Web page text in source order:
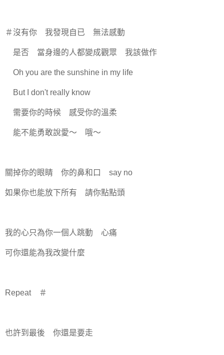
＃沒有你 我發現自已 無法感動
是否 當身邊的人都變成觀眾 我該做作
Oh you are the sunshine in my life
But I don't really know
需要你的時候 感受你的溫柔
能不能勇敢說愛～ 哦～
關掉你的眼睛 你的鼻和口 say no
如果你也能放下所有 請你點點頭
我的心只為你一個人跳動 心痛
可你還能為我改變什麼
Repeat ＃
也許到最後 你還是要走